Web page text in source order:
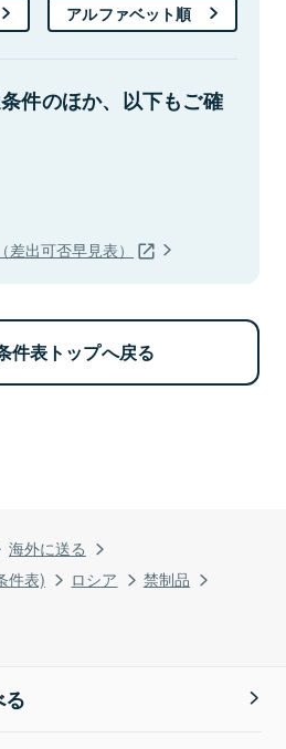
海外に送る
件表)
ロシア
禁制品
アルファベット順
件のほか、以下もご確
出可否早見表）
件表トップへ戻る